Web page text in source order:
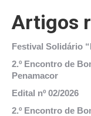
Artigos
Festival Solidário
2.º Encontro de
Penamacor
Edital nº 02/2026
2.º Encontro de